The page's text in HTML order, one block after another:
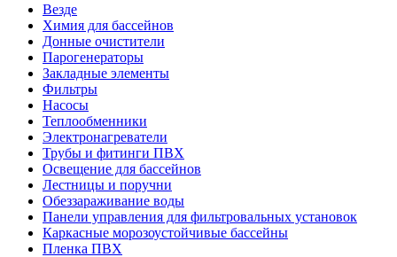
Везде
Химия для бассейнов
Донные очистители
Парогенераторы
Закладные элементы
Фильтры
Насосы
Теплообменники
Электронагреватели
Трубы и фитинги ПВХ
Освещение для бассейнов
Лестницы и поручни
Обеззараживание воды
Панели управления для фильтровальных установок
Каркасные морозоустойчивые бассейны
Пленка ПВХ